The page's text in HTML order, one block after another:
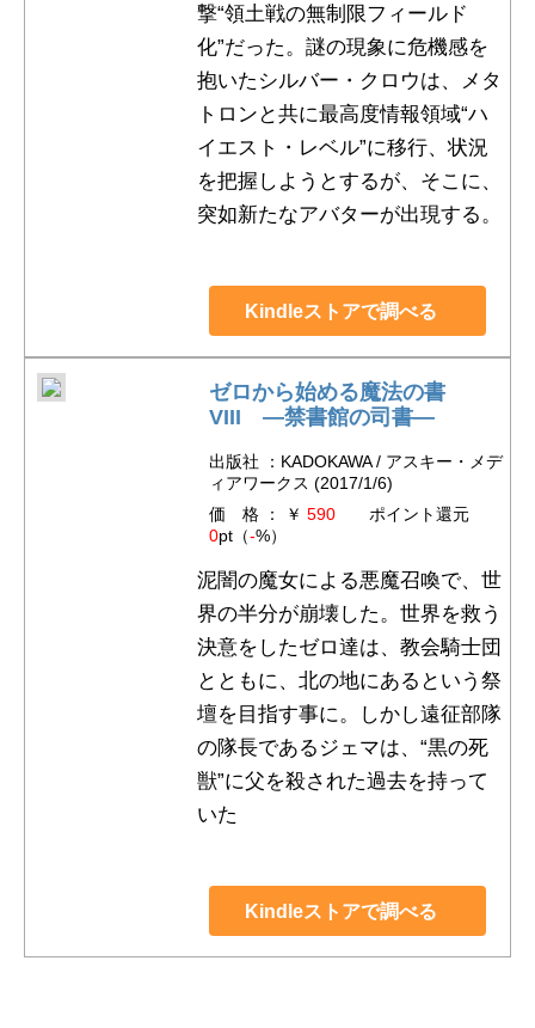
撃“領土戦の無制限フィールド
化”だった。謎の現象に危機感を
抱いたシルバー・クロウは、メタ
トロンと共に最高度情報領域“ハ
イエスト・レベル”に移行、状況
を把握しようとするが、そこに、
突如新たなアバターが出現する。
Kindleストアで調べる
ゼロから始める魔法の書
VIII ―禁書館の司書―
出版社 ：KADOKAWA / アスキー・メデ
ィアワークス (2017/1/6)
価 格 ： ￥ 590ポイント還元
0pt（-%）
泥闇の魔女による悪魔召喚で、世
界の半分が崩壊した。世界を救う
決意をしたゼロ達は、教会騎士団
とともに、北の地にあるという祭
壇を目指す事に。しかし遠征部隊
の隊長であるジェマは、“黒の死
獣”に父を殺された過去を持って
いた
Kindleストアで調べる